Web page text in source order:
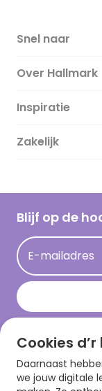
Snel naar
Over Hallmark
Over ons
Duurzaamheid
Hallmark
Acties
Persberichten
Hallmark en
Inspiratie
Magazine
Cadeau inspiratie
Kaartinspiratie
Zakelijk
Blijf op de
E-mailadres
Download
Cookies d’r
Daarnaast
we jouw digitale